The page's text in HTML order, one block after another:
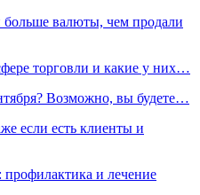
больше валюты, чем продали
торговли и какие у них…
Возможно, вы будете…
если есть клиенты и
профилактика и лечение